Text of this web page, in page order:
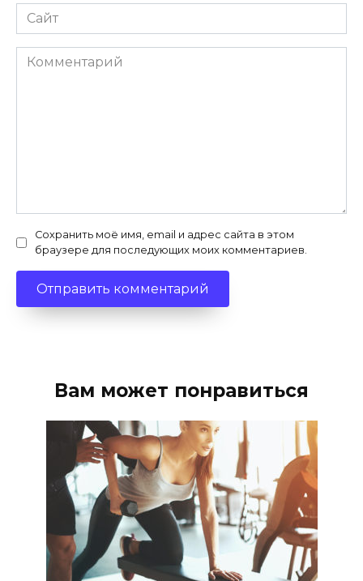
Сайт
Комментарий
Сохранить моё имя, email и адрес сайта в этом
браузере для последующих моих комментариев.
Вам может понравиться